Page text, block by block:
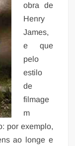
obra de
Henry
James,
e que
pelo
estilo
de
filmage
m
por exemplo,
ao longe e